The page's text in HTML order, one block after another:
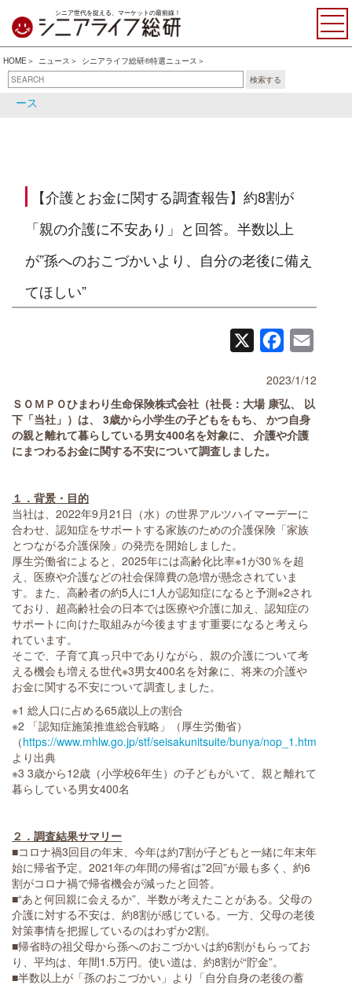
シニア世代を捉える、マーケットの最前線！
HOME ニュース
シニアライフ総研®特選ニュース
検索する
シニアライフ総研®特選ニュ
ース
シニア関連ニュース
【介護とお金に関する調査報告】約8割が
「親の介護に不安あり」と回答。半数以上
が”孫へのおこづかいより、自分の老後に備え
てほしい”
Facebook
2023/1/12
ＳＯＭＰＯひまわり生命保険株式会社（社長：大場 康弘、 以
下「当社」）は、 3歳から小学生の子どもをもち、 かつ自身
の親と離れて暮らしている男女400名を対象に、 介護や介護
にまつわるお金に関する不安について調査しました。
１．背景・目的
当社は、2022年9月21日（水）の世界アルツハイマーデーに
合わせ、認知症をサポートする家族のための介護保険「家族
とつながる介護保険」の発売を開始しました。
厚生労働省によると、2025年には高齢化比率※1が30％を超
え、医療や介護などの社会保障費の急増が懸念されていま
す。また、高齢者の約5人に1人が認知症になると予測※2され
ており、超高齢社会の日本では医療や介護に加え、認知症の
サポートに向けた取組みが今後ますます重要になると考えら
れています。
そこで、子育て真っ只中でありながら、親の介護について考
える機会も増える世代※3男女400名を対象に、将来の介護や
お金に関する不安について調査しました。
※1 総人口に占める65歳以上の割合
※2 「認知症施策推進総合戦略」（厚生労働省）
（https://www.mhlw.go.jp/stf/seisakunitsuite/bunya/nop_1.html
より出典
※3 3歳から12歳（小学校6年生）の子どもがいて、親と離れて
暮らしている男女400名
２．調査結果サマリー
■コロナ禍3回目の年末、今年は約7割が子どもと一緒に年末年
始に帰省予定。2021年の年間の帰省は”2回”が最も多く、約6
割がコロナ禍で帰省機会が減ったと回答。
■“あと何回親に会えるか”、半数が考えたことがある。父母の
介護に対する不安は、約8割が感じている。一方、父母の老後
対策事情を把握しているのはわずか2割。
■帰省時の祖父母から孫へのおこづかいは約6割がもらってお
り、平均は、年間1.5万円。使い道は、約8割が“貯金”。
■半数以上が「孫のおこづかい」より「自分自身の老後の蓄